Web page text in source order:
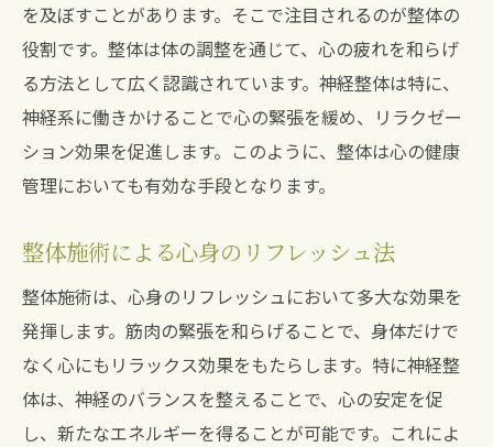
を及ぼすことがあります。そこで注目されるのが整体の
役割です。整体は体の調整を通じて、心の疲れを和らげ
る方法として広く認識されています。神経整体は特に、
神経系に働きかけることで心の緊張を緩め、リラクゼー
ション効果を促進します。このように、整体は心の健康
管理においても有効な手段となります。
整体施術による心身のリフレッシュ法
整体施術は、心身のリフレッシュにおいて多大な効果を
発揮します。筋肉の緊張を和らげることで、身体だけで
なく心にもリラックス効果をもたらします。特に神経整
体は、神経のバランスを整えることで、心の安定を促
し、新たなエネルギーを得ることが可能です。これによ